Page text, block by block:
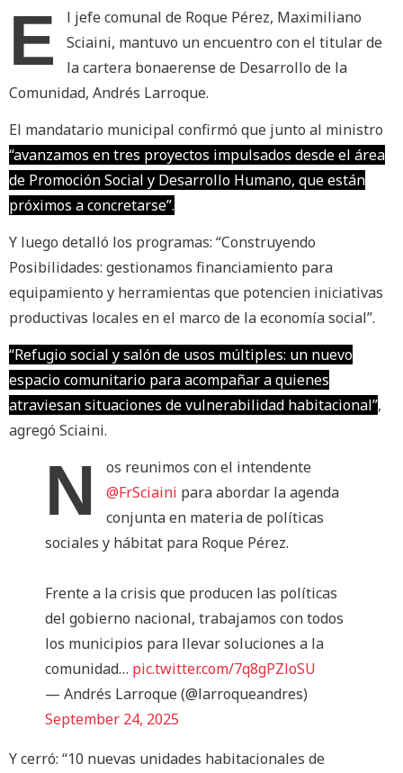
E
l jefe comunal de Roque Pérez, Maximiliano
Sciaini, mantuvo un encuentro con el titular de
la cartera bonaerense de Desarrollo de la
Comunidad, Andrés Larroque.
El mandatario municipal confirmó que junto al ministro
“avanzamos en tres proyectos impulsados desde el área
de Promoción Social y Desarrollo Humano, que están
próximos a concretarse”.
Y luego detalló los programas: “Construyendo
Posibilidades: gestionamos financiamiento para
equipamiento y herramientas que potencien iniciativas
productivas locales en el marco de la economía social”.
“Refugio social y salón de usos múltiples: un nuevo
espacio comunitario para acompañar a quienes
atraviesan situaciones de vulnerabilidad habitacional”,
agregó Sciaini.
N
os reunimos con el intendente
@FrSciaini para abordar la agenda
conjunta en materia de políticas
sociales y hábitat para Roque Pérez.
Frente a la crisis que producen las políticas
del gobierno nacional, trabajamos con todos
los municipios para llevar soluciones a la
comunidad… pic.twitter.com/7q8gPZloSU
— Andrés Larroque (@larroqueandres)
September 24, 2025
Y cerró: “10 nuevas unidades habitacionales de